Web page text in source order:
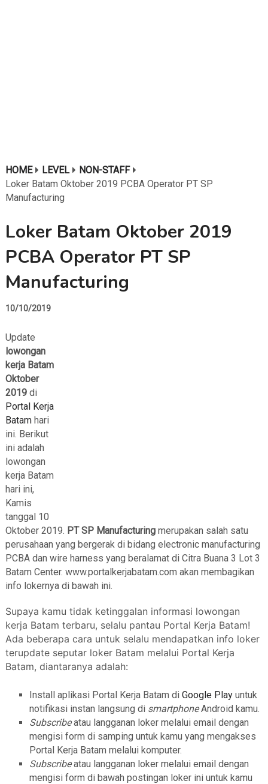
HOME LEVEL
NON-STAFF
Loker Batam Oktober 2019 PCBA Operator PT SP
Manufacturing
Loker Batam Oktober 2019
PCBA Operator PT SP
Manufacturing
10/10/2019
Update
lowongan
kerja Batam
Oktober
2019 di
Portal Kerja
Batamhari
ini. Berikut
ini adalah
lowongan
kerja Batam
hari ini,
Kamis
tanggal 10
Oktober 2019. PT SP Manufacturingmerupakan salah satu
perusahaan yang bergerak di bidang electronic manufacturing
PCBA dan wire harness yang beralamat di Citra Buana 3 Lot 3
Batam Center. www.portalkerjabatam.com akan membagikan
info lokernya di bawah ini.
Supaya kamu tidak ketinggalan informasi lowongan
kerja Batam terbaru, selalu pantau Portal Kerja Batam!
Ada beberapa cara untuk selalu mendapatkan info loker
terupdate seputar loker Batam melalui Portal Kerja
Batam, diantaranya adalah:
Install aplikasi Portal Kerja Batam di Google Playuntuk
notifikasi instan langsung di smartphoneAndroid kamu.
Subscribeatau langganan loker melalui email dengan
mengisi form di samping untuk kamu yang mengakses
Portal Kerja Batam melalui komputer.
Subscribeatau langganan loker melalui email dengan
mengisi form di bawah postingan loker ini untuk kamu